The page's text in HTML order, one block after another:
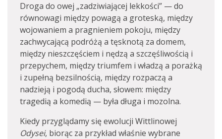
Droga do owej „zadziwiającej lekkości” — do
równowagi między powagą a groteską, między
wojowaniem a pragnieniem pokoju, między
zachwycającą podróżą a tęsknotą za domem,
między nieszczęściem i nędzą a szczęśliwością i
przepychem, między triumfem i władzą a porażką
i zupełną bezsilnością, między rozpaczą a
nadzieją i pogodą ducha, słowem: między
tragedią a komedią — była długa i mozolna.
Kiedy przyglądamy się ewolucji Wittlinowej
Odysei, biorąc za przykład właśnie wybrane